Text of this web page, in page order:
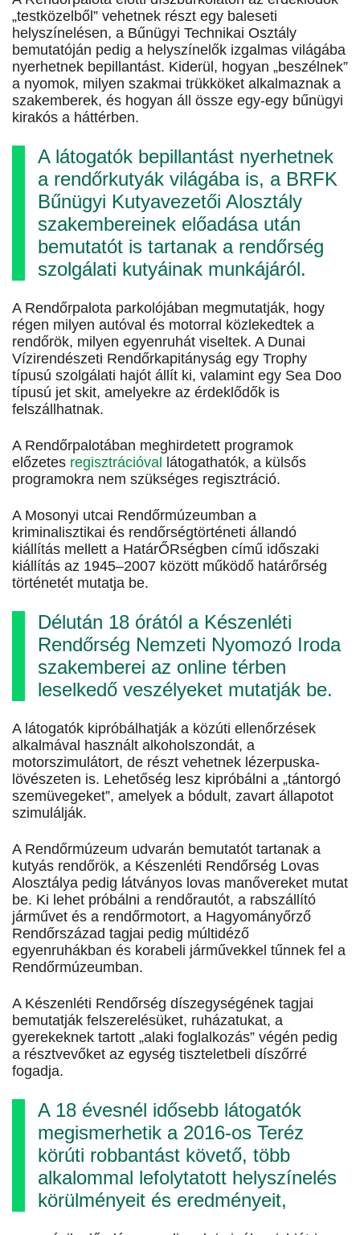
„testközelből” vehetnek részt egy baleseti
helyszínelésen, a Bűnügyi Technikai Osztály
bemutatóján pedig a helyszínelők izgalmas világába
nyerhetnek bepillantást. Kiderül, hogyan „beszélnek”
a nyomok, milyen szakmai trükköket alkalmaznak a
szakemberek, és hogyan áll össze egy-egy bűnügyi
kirakós a háttérben.
A látogatók bepillantást nyerhetnek
a rendőrkutyák világába is, a BRFK
Bűnügyi Kutyavezetői Alosztály
szakembereinek előadása után
bemutatót is tartanak a rendőrség
szolgálati kutyáinak munkájáról.
A Rendőrpalota parkolójában megmutatják, hogy
régen milyen autóval és motorral közlekedtek a
rendőrök, milyen egyenruhát viseltek. A Dunai
Vízirendészeti Rendőrkapitányság egy Trophy
típusú szolgálati hajót állít ki, valamint egy Sea Doo
típusú jet skit, amelyekre az érdeklődők is
felszállhatnak.
A Rendőrpalotában meghirdetett programok
előzetes regisztrációval
látogathatók, a külsős
programokra nem szükséges regisztráció.
A Mosonyi utcai Rendőrmúzeumban a
kriminalisztikai és rendőrségtörténeti állandó
kiállítás mellett a HatárŐRségben című időszaki
kiállítás az 1945–2007 között működő határőrség
történetét mutatja be.
Délután 18 órától a Készenléti
Rendőrség Nemzeti Nyomozó Iroda
szakemberei az online térben
leselkedő veszélyeket mutatják be.
A látogatók kipróbálhatják a közúti ellenőrzések
alkalmával használt alkoholszondát, a
motorszimulátort, de részt vehetnek lézerpuska-
lövészeten is. Lehetőség lesz kipróbálni a „tántorgó
szemüvegeket”, amelyek a bódult, zavart állapotot
szimulálják.
A Rendőrmúzeum udvarán bemutatót tartanak a
kutyás rendőrök, a Készenléti Rendőrség Lovas
Alosztálya pedig látványos lovas manővereket mutat
be. Ki lehet próbálni a rendőrautót, a rabszállító
járművet és a rendőrmotort, a Hagyományőrző
Rendőrszázad tagjai pedig múltidéző
egyenruhákban és korabeli járművekkel tűnnek fel a
Rendőrmúzeumban.
A Készenléti Rendőrség díszegységének tagjai
bemutatják felszerelésüket, ruházatukat, a
gyerekeknek tartott „alaki foglalkozás” végén pedig
a résztvevőket az egység tiszteletbeli díszőrré
fogadja.
A 18 évesnél idősebb látogatók
megismerhetik a 2016-os Teréz
körúti robbantást követő, több
alkalommal lefolytatott helyszínelés
körülményeit és eredményeit,